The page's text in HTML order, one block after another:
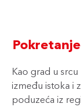
Kao grad u
između istoka i
poduzeća iz